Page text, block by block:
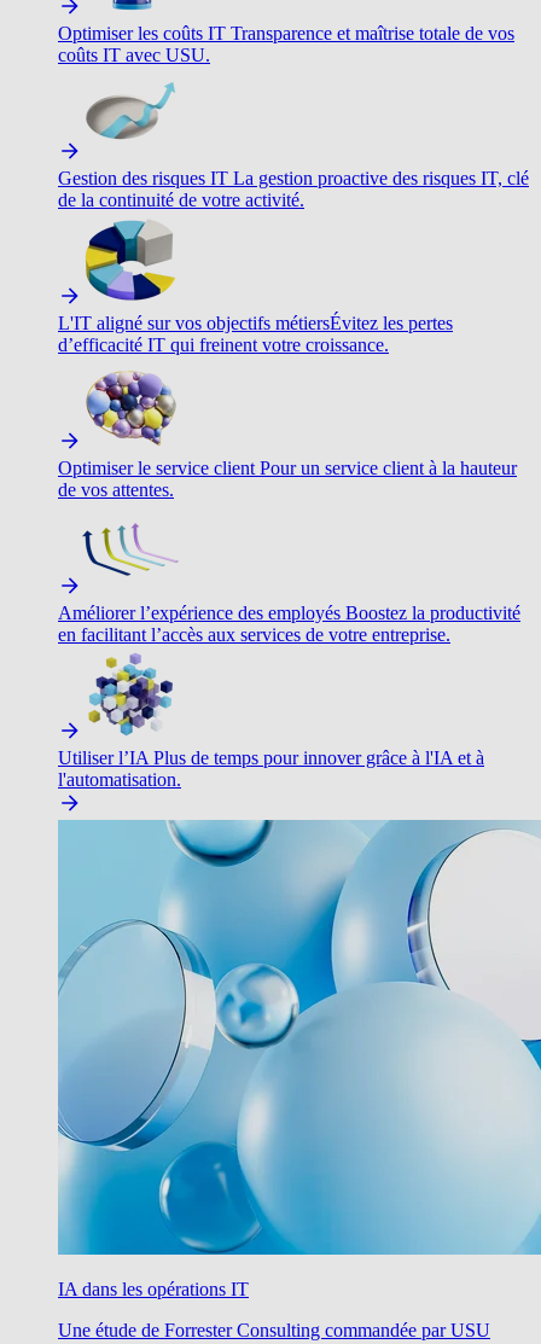
Optimiser les coûts IT Transparence et maîtrise totale de vos
coûts IT avec USU.
Gestion des risques IT La gestion proactive des risques IT, clé
de la continuité de votre activité.
L'IT aligné sur vos objectifs métiersÉvitez les pertes
d’efficacité IT qui freinent votre croissance.
Optimiser le service client Pour un service client à la hauteur
de vos attentes.
Améliorer l’expérience des employés Boostez la productivité
en facilitant l’accès aux services de votre entreprise.
Utiliser l’IA Plus de temps pour innover grâce à l'IA et à
l'automatisation.
IA dans les opérations IT
Une étude de Forrester Consulting commandée par USU